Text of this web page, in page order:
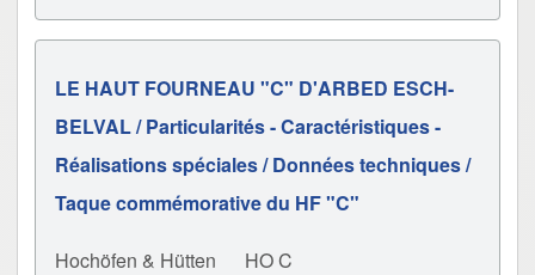
LE HAUT FOURNEAU "C" D'ARBED ESCH-
BELVAL / Particularités - Caractéristiques -
Réalisations spéciales / Données techniques /
Taque commémorative du HF "C"
Hochöfen & Hütten HO C